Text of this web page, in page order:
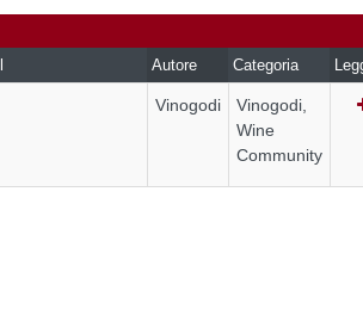
Autore Categoria
Vinogodi
Vinogodi,
Wine
Community